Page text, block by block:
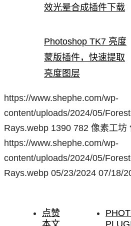
效光晕合成插件下载
Photoshop TK7 亮度
蒙版插件，快速提取
亮度图层
https://www.shephe.com/wp-
content/uploads/2024/05/
Rays.webp 1390 782 像素工坊
https://www.shephe.com/wp-
content/uploads/2024/05/
Rays.webp 05/23/2024 07/18/
点赞
本文